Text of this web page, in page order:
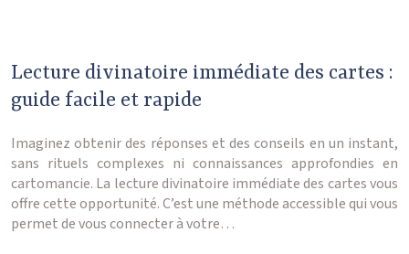
Lecture divinatoire immédiate des cartes :
guide facile et rapide
Imaginez obtenir des réponses et des conseils en un instant,
sans rituels complexes ni connaissances approfondies en
cartomancie. La lecture divinatoire immédiate des cartes vous
offre cette opportunité. C’est une méthode accessible qui vous
permet de vous connecter à votre…